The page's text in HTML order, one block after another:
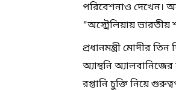
পরিবেশনাও দেখেন।
"অস্ট্রেলিয়ায় ভারতীয়
প্রধানমন্ত্রী মোদীর
অ্যান্থনি
রপ্তানি চুক্তি নিয়ে